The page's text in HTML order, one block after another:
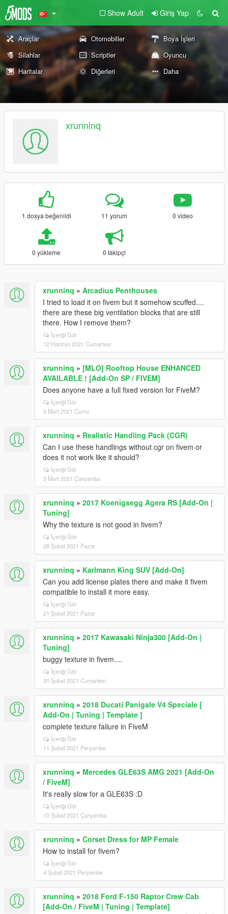
Show Adult Giriş Yap
Araçlar Otomobiller
Boya İşleri
Silahlar
Scriptler
Oyuncu
Haritalar
Diğerleri Daha
xrunninq
1 dosya beğenildi 11 yorum 0 video
0 yükleme 0 takipçi
xrunninq » Arcadius Penthouses
I tried to load it on fivem but it somehow scuffed....
there are these big ventilation blocks that are still
there. How I remove them?
İçeriği Gör
12 Haziran 2021 Cumartesi
xrunninq » [MLO] Rooftop House ENHANCED
AVAILABLE ! [Add-On SP / FIVEM]
Does anyone have a full fixed version for FiveM?
İçeriği Gör
5 Mart 2021 Cuma
xrunninq » Realistic Handling Pack (CGR)
Can I use these handlings without cgr on fivem or
does it not work like it should?
İçeriği Gör
3 Mart 2021 Çarşamba
xrunninq » 2017 Koenigsegg Agera RS [Add-On |
Tuning]
Why the texture is not good in fivem?
İçeriği Gör
28 Şubat 2021 Pazar
xrunninq » Karlmann King SUV [Add-On]
Can you add license plates there and make it fivem
compatible to install it more easy.
İçeriği Gör
21 Şubat 2021 Pazar
xrunninq » 2017 Kawasaki Ninja300 [Add-On |
Tuning]
buggy texture in fivem....
İçeriği Gör
20 Şubat 2021 Cumartesi
xrunninq » 2018 Ducati Panigale V4 Speciale [
Add-On | Tuning | Template ]
complete texture failure in FiveM
İçeriği Gör
11 Şubat 2021 Perşembe
xrunninq » Mercedes GLE63S AMG 2021 [Add-On
/ FiveM]
It's really slow for a GLE63S :D
İçeriği Gör
10 Şubat 2021 Çarşamba
xrunninq » Corset Dress for MP Female
How to install for fivem?
İçeriği Gör
4 Şubat 2021 Perşembe
xrunninq » 2018 Ford F-150 Raptor Crew Cab
[Add-On / FiveM | Tuning | Template]